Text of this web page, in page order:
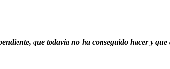
que todavía no ha conseguido hacer y